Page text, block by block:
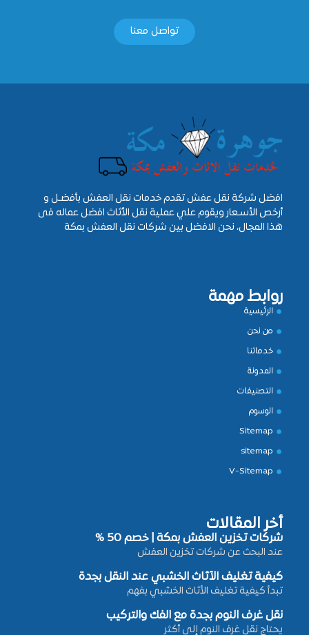
تواصل معنا
افضل شركة نقل عفش تقدم خدمات نقل العفش بأفضـل و
أرخص الأسـعار ويقوم علي عملية نقل الأثاث افضل عماله فى
هذا المجال، نحن الافضل بين شركات نقل العفش بمكة
روابط مهمة
الرئيسية
من نحن
خدماتنا
المدونة
التصنيفات
الوسوم
Sitemap
sitemap
V-Sitemap
أخر المقالات
شركات تخزين العفش بمكة | خصم 50 %
عند البحث عن شركات تخزين العفش
كيفية تغليف الأثاث الخشبي عند النقل بجدة
تبدأ كيفية تغليف الأثاث الخشبي بفهم
نقل غرف النوم بجدة مع الفك والتركيب
يحتاج نقل غرف النوم إلى أكثر